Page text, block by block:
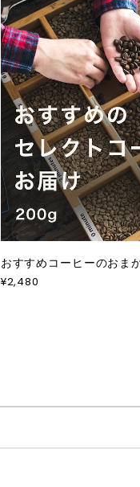
おすすめコーヒーのおま
¥2,480